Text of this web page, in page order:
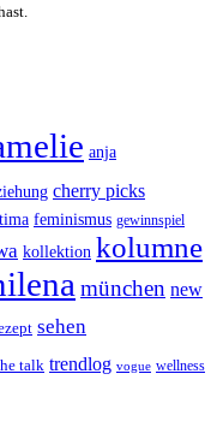
anja
cherry picks
feminismus gewinnspiel
kollektion kolumne
münchen new
sehen
talk trendlog vogue wellness